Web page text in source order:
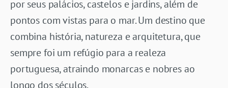
por seus palácios, castelos e jardins, além de
pontos com vistas para o mar. Um destino que
combina história, natureza e arquitetura, que
sempre foi um refúgio para a realeza
portuguesa, atraindo monarcas e nobres ao
longo dos séculos.